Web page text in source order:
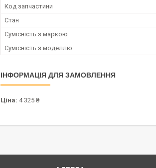
Код запчастини
Стан
Сумісність з маркою
Сумісність з моделлю
ІНФОРМАЦІЯ ДЛЯ ЗАМОВЛЕННЯ
Ціна: 4 325 ₴